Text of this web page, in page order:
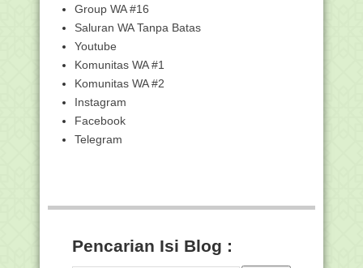
POS Penyelenggaraan Asesmen
Nasional Tahun 2023
Contoh SK Panitia PPDB Madrasah
Format Ms. Word
7 Game Ice Breaking Agar Belajar
UM-PTKIN 2023 Berlangsung Mulai 29
Bantuan Pemberdayaan MGMP PAI
Group WA #16
Saluran WA Tanpa Batas
Youtube
Komunitas WA #1
Komunitas WA #2
Instagram
Facebook
Telegram
Pencarian Isi Blog :